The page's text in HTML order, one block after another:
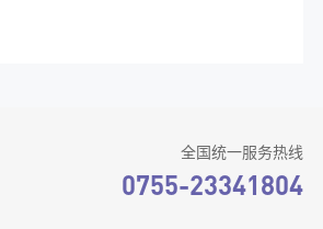
全国统一服务热线
0755-23341804